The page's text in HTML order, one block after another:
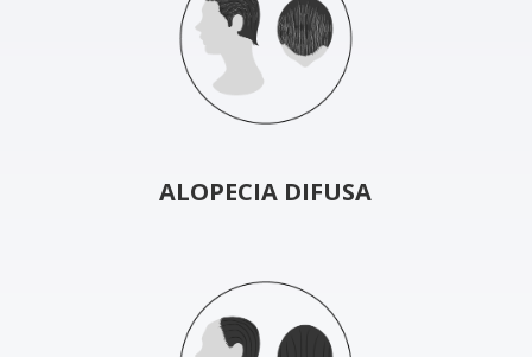
ALOPECIA DIFUSA